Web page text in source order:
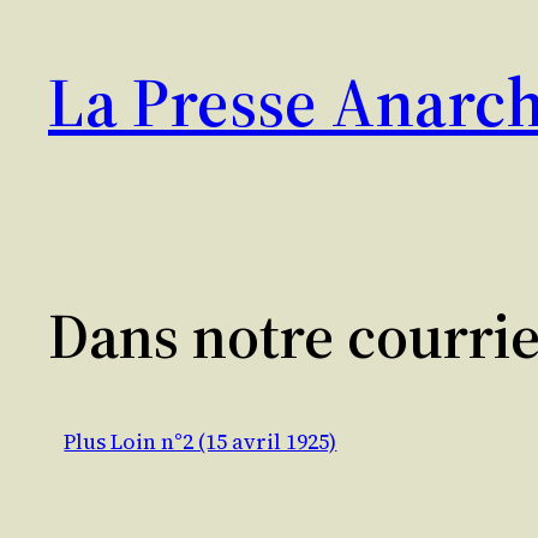
contenu
La Presse
Dans notre
Plus Loin n°2 (15 avril 1925)